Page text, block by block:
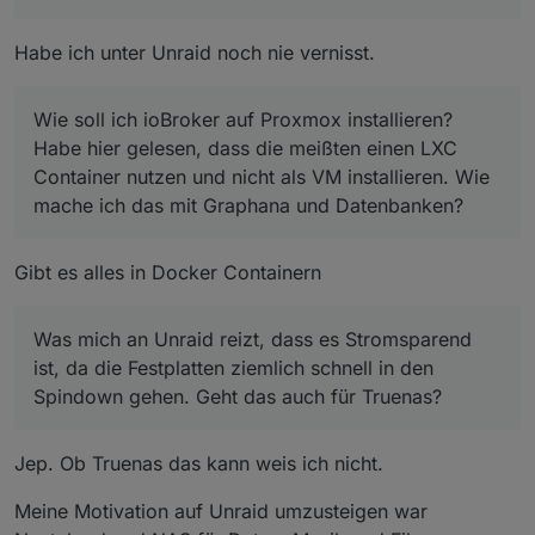
Habe ich unter Unraid noch nie vernisst.
Wie soll ich ioBroker auf Proxmox installieren?
Habe hier gelesen, dass die meißten einen LXC
Container nutzen und nicht als VM installieren. Wie
mache ich das mit Graphana und Datenbanken?
Gibt es alles in Docker Containern
Was mich an Unraid reizt, dass es Stromsparend
ist, da die Festplatten ziemlich schnell in den
Spindown gehen. Geht das auch für Truenas?
Jep. Ob Truenas das kann weis ich nicht.
Meine Motivation auf Unraid umzusteigen war